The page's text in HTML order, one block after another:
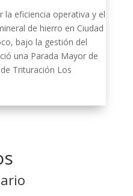
la eficiencia operativa y el
de hierro en Ciudad
bajo la gestión del
una Parada Mayor de
Trituración Los